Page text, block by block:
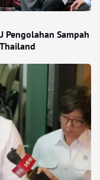
Pengolahan Sampah